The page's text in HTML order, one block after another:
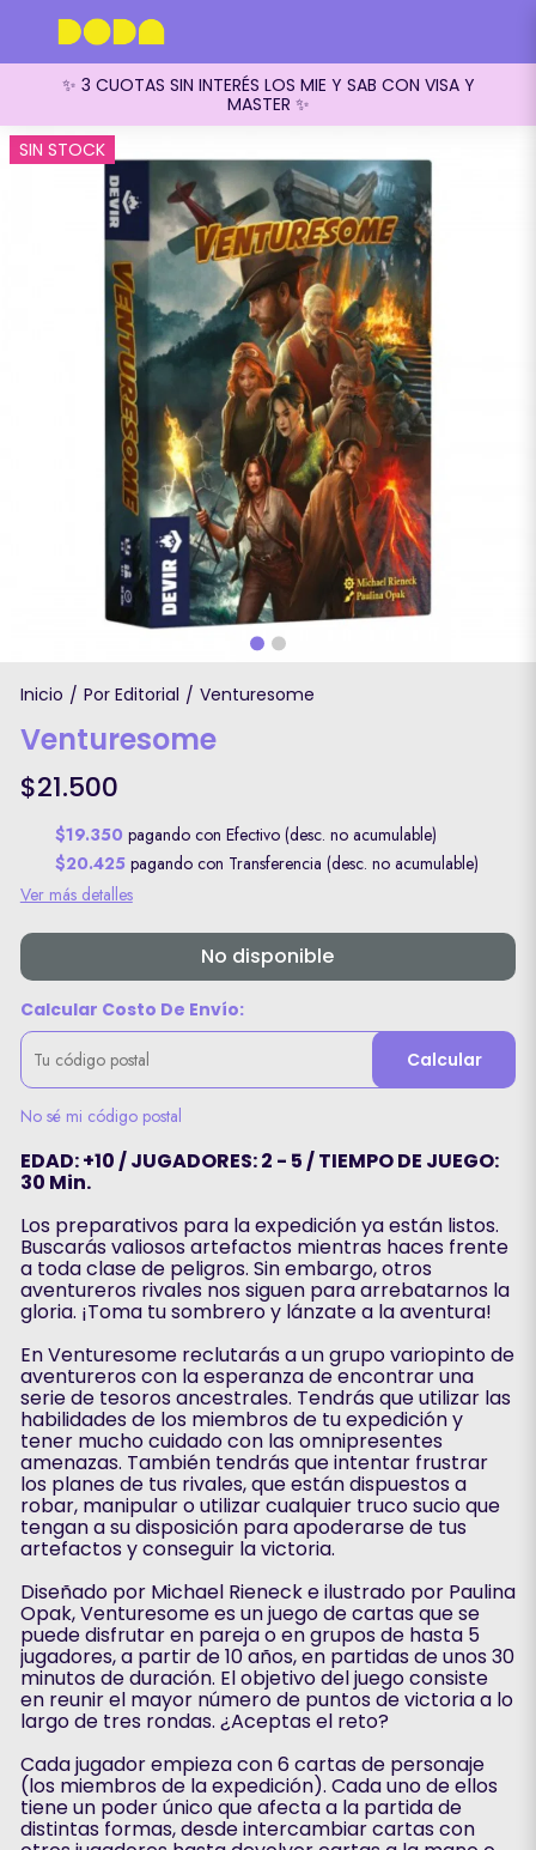
✨ 3 CUOTAS SIN INTERÉS LOS MIE Y SAB CON VISA Y
MASTER ✨
SIN STOCK
Inicio / Por Editorial / Venturesome
Venturesome
$21.500
$19.350 pagando con Efectivo (desc. no acumulable)
$20.425 pagando con Transferencia (desc. no acumulable)
Ver más detalles
No disponible
Calcular Costo De Envío:
Calcular
No sé mi código postal
EDAD: +10 / JUGADORES: 2 - 5 / TIEMPO DE JUEGO:
30 Min.
Los preparativos para la expedición ya están listos.
Buscarás valiosos artefactos mientras haces frente
a toda clase de peligros. Sin embargo, otros
aventureros rivales nos siguen para arrebatarnos la
gloria. ¡Toma tu sombrero y lánzate a la aventura!
En Venturesome reclutarás a un grupo variopinto de
aventureros con la esperanza de encontrar una
serie de tesoros ancestrales. Tendrás que utilizar las
habilidades de los miembros de tu expedición y
tener mucho cuidado con las omnipresentes
amenazas. También tendrás que intentar frustrar
los planes de tus rivales, que están dispuestos a
robar, manipular o utilizar cualquier truco sucio que
tengan a su disposición para apoderarse de tus
artefactos y conseguir la victoria.
Diseñado por Michael Rieneck e ilustrado por Paulina
Opak, Venturesome es un juego de cartas que se
puede disfrutar en pareja o en grupos de hasta 5
jugadores, a partir de 10 años, en partidas de unos 30
minutos de duración. El objetivo del juego consiste
en reunir el mayor número de puntos de victoria a lo
largo de tres rondas. ¿Aceptas el reto?
Cada jugador empieza con 6 cartas de personaje
(los miembros de la expedición). Cada uno de ellos
tiene un poder único que afecta a la partida de
distintas formas, desde intercambiar cartas con